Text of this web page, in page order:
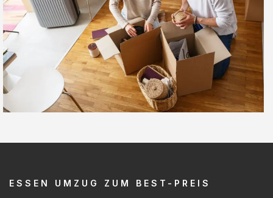
ESSEN UMZUG ZUM BEST-PREIS